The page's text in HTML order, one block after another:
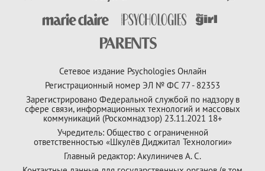
Сетевое издание Psychologies Онлайн
Регистрационный номер ЭЛ № ФС 77 - 82353
Зарегистрировано Федеральной службой по надзору в
сфере связи, информационных технологий и массовых
коммуникаций (Роскомнадзор) 23.11.2021 18+
Учредитель: Общество с ограниченной
ответственностью «Шкулёв Диджитал Технологии»
Главный редактор: Акулиничев А. С.